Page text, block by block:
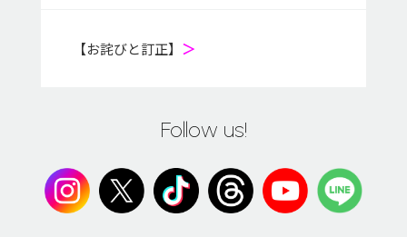
【お詫びと訂正】 ＞
Follow us!